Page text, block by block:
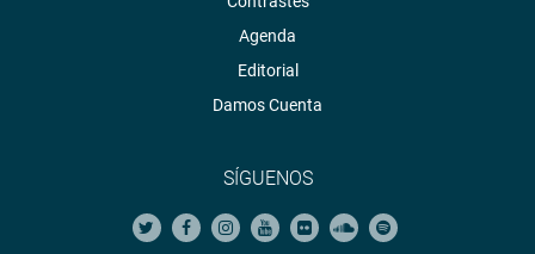
Agenda
Editorial
Damos Cuenta
SÍGUENOS